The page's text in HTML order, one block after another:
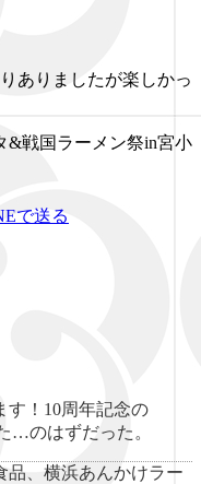
ありましたが楽しかっ
&戦国ラーメン祭in宮小
す！10周年記念の
…のはずだった。
品、横浜あんかけラー